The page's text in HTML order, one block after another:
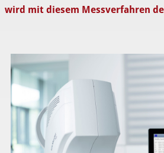
wird mit diesem Messverfahren